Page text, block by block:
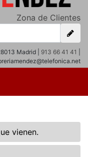
Zona de Clientes
Madrid | 913 66 41 41
vienen.